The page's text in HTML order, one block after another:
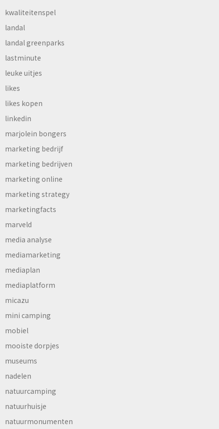
kwaliteitenspel
landal
landal greenparks
lastminute
leuke uitjes
likes
likes kopen
linkedin
marjolein bongers
marketing bedrijf
marketing bedrijven
marketing online
marketing strategy
marketingfacts
marveld
media analyse
mediamarketing
mediaplan
mediaplatform
micazu
mini camping
mobiel
mooiste dorpjes
museums
nadelen
natuurcamping
natuurhuisje
natuurmonumenten